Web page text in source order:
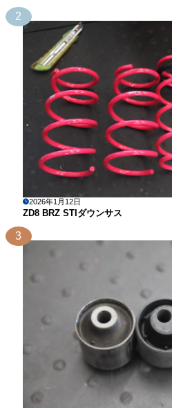
2
2026年1月12日
ZD8 BRZ STIダウンサス
3